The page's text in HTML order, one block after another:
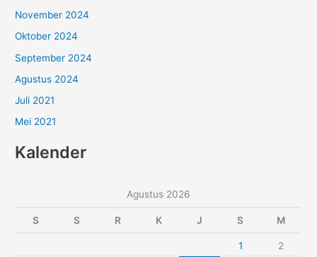
November 2024
Oktober 2024
September 2024
Agustus 2024
Juli 2021
Mei 2021
Kalender
Agustus 2026
S S R K J S M
1 2